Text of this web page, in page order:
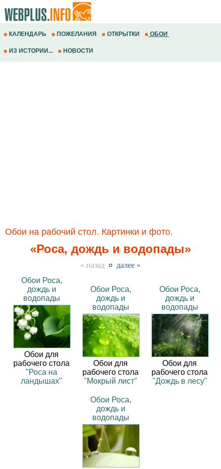
КАЛЕНДАРЬ ПОЖЕЛАНИЯ ОТКРЫТКИ ОБОИ
ИЗ ИСТОРИИ... НОВОСТИ
Обои на рабочий стол. Картинки и фото.
«Роса, дождь и водопады»
« назад ¤ далее »
Обои Роса,
дождь и
водопады
Обои для
рабочего стола
"Роса на
ландышах"
Обои Роса,
дождь и
водопады
Обои для
рабочего стола
"Мокрый лист"
Обои Роса,
дождь и
водопады
Обои для
рабочего стола
"Дождь в лесу"
Обои Роса,
дождь и
водопады